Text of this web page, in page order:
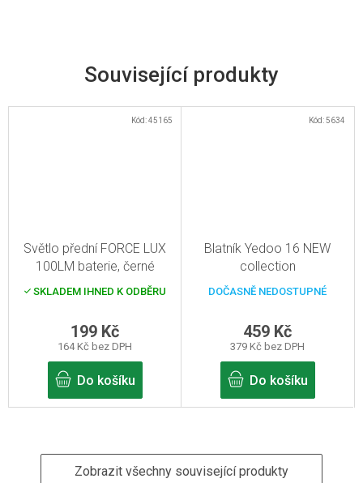
Související produkty
Světlo přední FORCE LUX
100LM baterie, černé
SKLADEM IHNED K ODBĚRU
164 Kč bez DPH
199 Kč
Do košíku
Kód:45165
Blatník Yedoo 16 NEW
collection
DOČASNĚ NEDOSTUPNÉ
379 Kč bez DPH
459 Kč
Do košíku
Kód:5634
Zobrazit všechny související produkty